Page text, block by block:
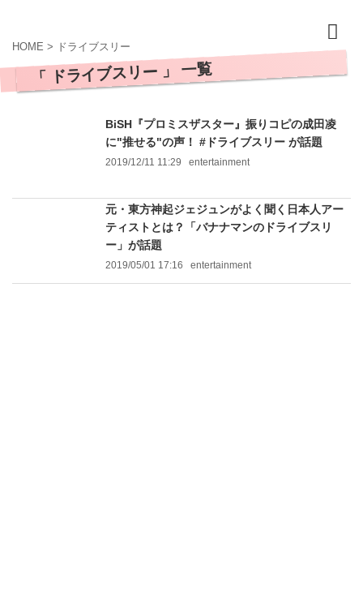
HOME > ドライブスリー
「 ドライブスリー 」 一覧
BiSH『プロミスザスター』振りコピの成田凌
に"推せる"の声！ #ドライブスリー が話題
2019/12/11 11:29 entertainment
元・東方神起ジェジュンがよく聞く日本人アー
ティストとは？「バナナマンのドライブスリ
ー」が話題
2019/05/01 17:16 entertainment